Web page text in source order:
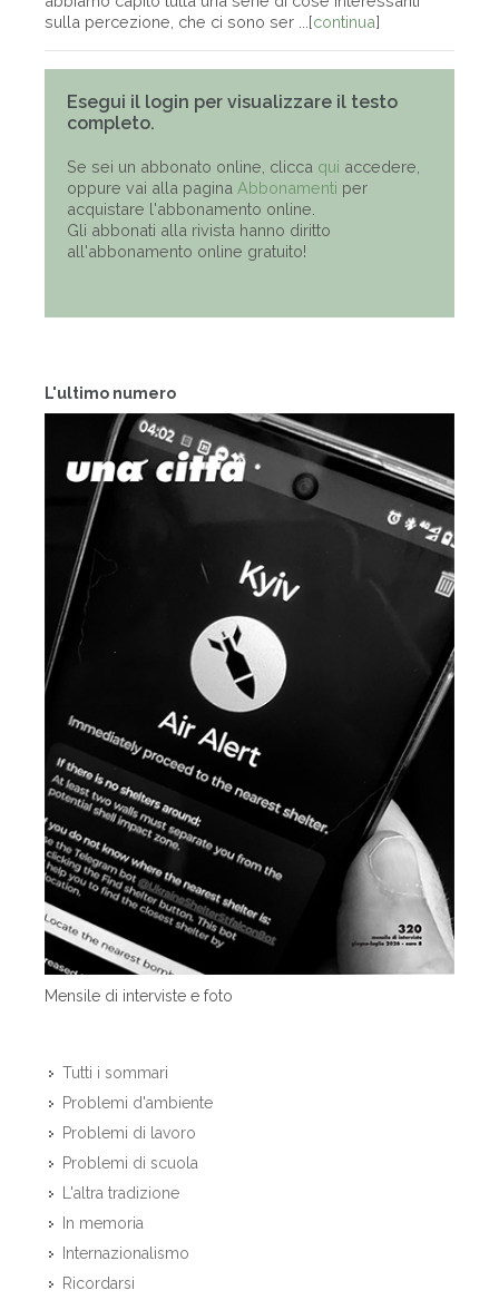
L'ultimo numero
Mensile di interviste e foto
Tutti i sommari
Problemi d'ambiente
Problemi di lavoro
Problemi di scuola
L'altra tradizione
In memoria
Internazionalismo
Ricordarsi
sulla percezione, che ci sono ser ...[continua]
Esegui il login per visualizzare il testo
completo.
Se sei un abbonato online, clicca qui accedere,
oppure vai alla pagina Abbonamenti per
acquistare l'abbonamento online.
Gli abbonati alla rivista hanno diritto
all'abbonamento online gratuito!